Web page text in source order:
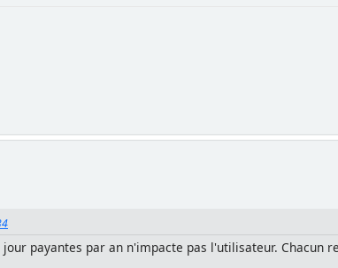
payantes par an n'impacte pas l'utilisateur.